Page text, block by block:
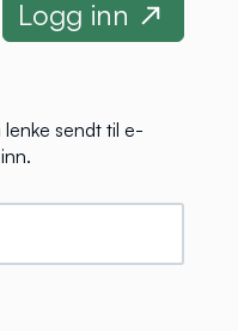
lenke sendt til e-